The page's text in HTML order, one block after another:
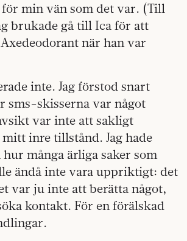
min vän som det var. (Till
brukade gå till Ica för att
när han var
inte. Jag förstod snart
sms-skisserna var något
var inte att sakligt
inre tillstånd. Jag hade
många ärliga saker som
ändå inte vara uppriktigt: det
var ju inte att berätta något,
kontakt. För en förälskad